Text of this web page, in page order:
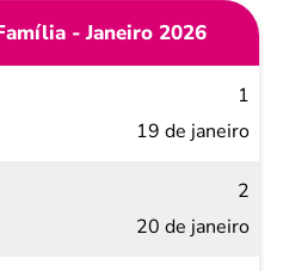
- Janeiro 2026
1
19 de janeiro
2
20 de janeiro